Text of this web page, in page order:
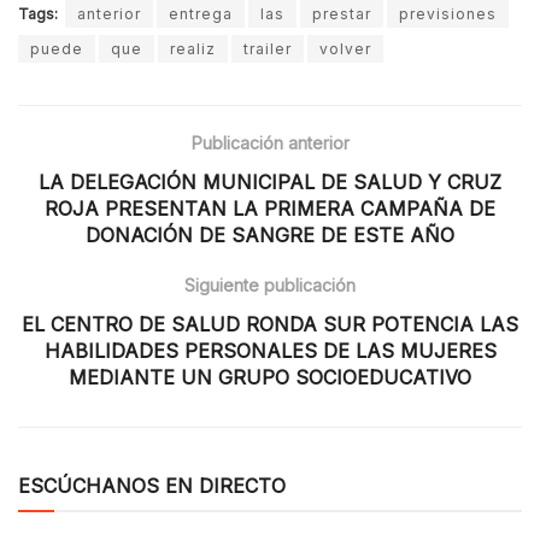
Tags: anterior entrega las prestar
previsiones
puede
que realiz trailer volver
Publicación anterior
LA DELEGACIÓN MUNICIPAL DE SALUD Y CRUZ
ROJA PRESENTAN LA PRIMERA CAMPAÑA DE
DONACIÓN DE SANGRE DE ESTE AÑO
Siguiente publicación
EL CENTRO DE SALUD RONDA SUR POTENCIA LAS
HABILIDADES PERSONALES DE LAS MUJERES
MEDIANTE UN GRUPO SOCIOEDUCATIVO
ESCÚCHANOS EN DIRECTO